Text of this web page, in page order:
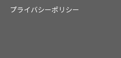
プライバシーポリシー